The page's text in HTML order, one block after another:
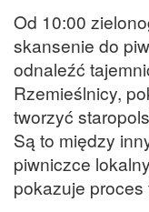
Od 10:00
skansenie do
odnaleźć
Rzemieślnicy,
tworzyć
Są to między
piwniczce
pokazuje